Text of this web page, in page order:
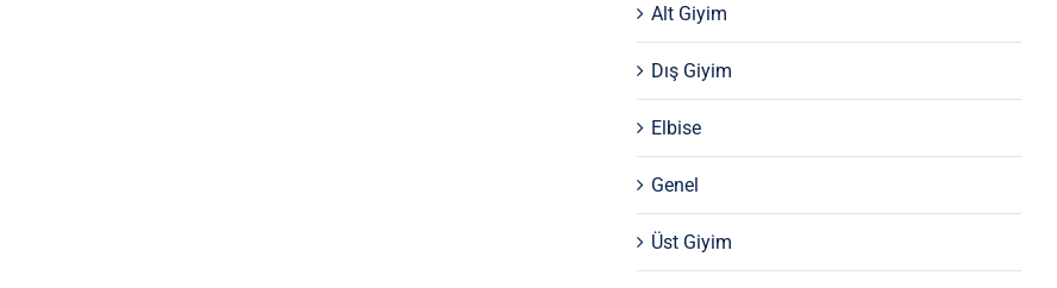
Alt Giyim
Dış Giyim
Elbise
Genel
Üst Giyim